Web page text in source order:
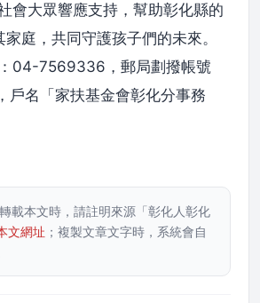
會大眾響應支持，幫助彰化縣的
庭，共同守護孩子們的未來。
04-7569336，郵局劃撥帳號
戶名「家扶基金會彰化分事務
載本文時，請註明來源「彰化人彰化
文網址 ；複製文章文字時，系統會自